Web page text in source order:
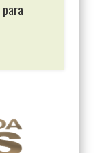
para